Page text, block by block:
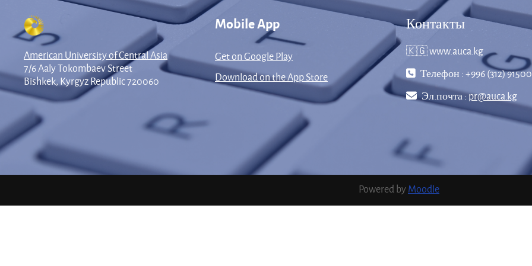
American University of Central Asia
7/6 Aaly Tokombaev Street
Bishkek, Kyrgyz Republic 720060
Mobile App
Get on Google Play
Download on the App Store
Контакты
🇰🇬 www.auca.kg
Телефон : +996 (312)
Эл.почта :pr@auca.kg
Powered byMoodle